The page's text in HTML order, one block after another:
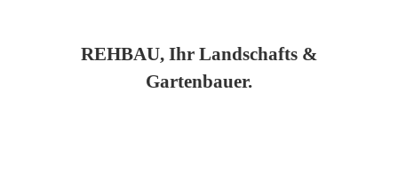
REHBAU, Ihr Landschafts &
Gartenbauer.